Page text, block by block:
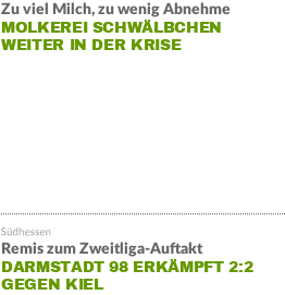
Zu viel Milch, zu wenig Abnehme
MOLKEREI SCHWÄLBCHEN
WEITER IN DER KRISE
Remis zum Zweitliga-Auftakt
DARMSTADT 98 ERKÄMPFT 2:2
GEGEN KIEL